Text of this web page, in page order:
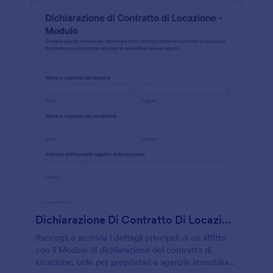
Dichiarazione Di Contratto Di Locazione Modulo
Raccogli e archivia i dettagli principali di un affitto
con il Modulo di dichiarazione del contratto di
locazione, utile per proprietari e agenzie immobiliari